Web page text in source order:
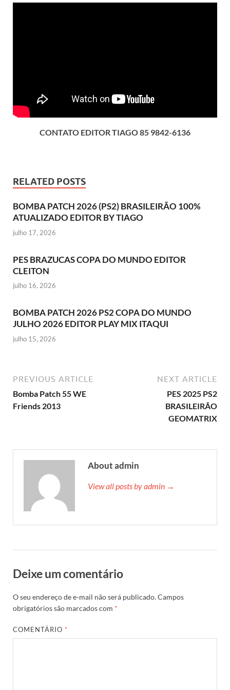
CONTATO EDITOR TIAGO 85 9842-6136
RELATED POSTS
BOMBA PATCH 2026 (PS2) BRASILEIRÃO 100%
ATUALIZADO EDITOR BY TIAGO
julho 17, 2026
PES BRAZUCAS COPA DO MUNDO EDITOR
CLEITON
julho 16, 2026
BOMBA PATCH 2026 PS2 COPA DO MUNDO
JULHO 2026 EDITOR PLAY MIX ITAQUI
julho 15, 2026
PREVIOUS ARTICLE
Bomba Patch 55 WE
Friends 2013
NEXT ARTICLE
PES 2025 PS2
BRASILEIRÃO
GEOMATRIX
About admin
View all posts by admin →
Deixe um comentário
O seu endereço de e-mail não será publicado.Campos
obrigatórios são marcados com *
COMENTÁRIO *